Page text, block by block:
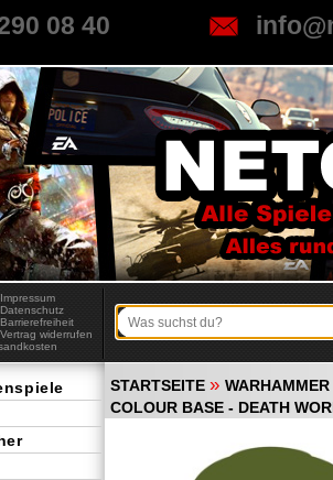
08 40
Impressum
Datenschutz
Barrierefreiheit
Vertrag widerrufen
STARTSEITE »
COLOUR BASE - DEATH